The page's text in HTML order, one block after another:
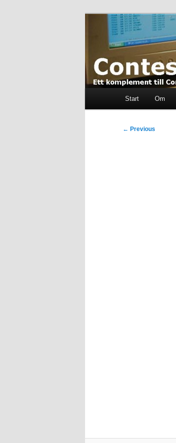
Ett komplement
Start Om
Post
← Previous